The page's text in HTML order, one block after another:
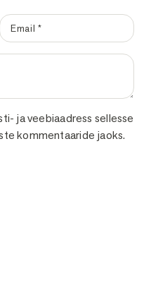
väljad on tähistatud*-ga
Email *
ja veebiaadress sellesse
kommentaaride jaoks.